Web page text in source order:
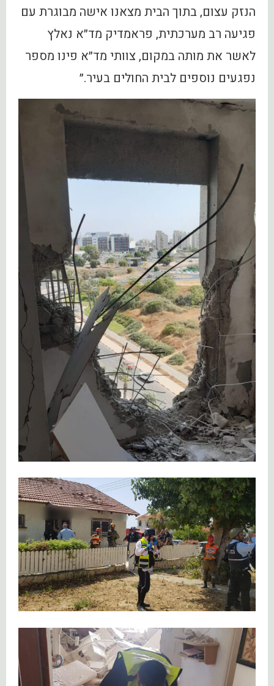
הנזק עצום, בתוך הבית מצאנו אישה מבוגרת עם
פגיעה רב מערכתית, פראמדיק מד״א נאלץ
לאשר את מותה במקום, צוותי מד״א פינו מספר
נפגעים נוספים לבית החולים בעיר.״